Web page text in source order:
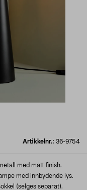
Artikkelnr.: 36-9754
med matt finish.
med innbydende lys.
(selges separat).